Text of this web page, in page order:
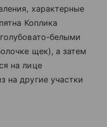
характерные
Коплика
белыми
щек), а затем
на лице
на другие участки